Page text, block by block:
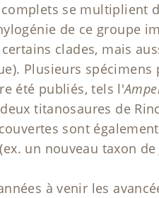
se multiplient
de ce groupe
clades, mais
Plusieurs
été publiés, tels l'
titanosaures de
sont
un nouveau taxon
à venir les